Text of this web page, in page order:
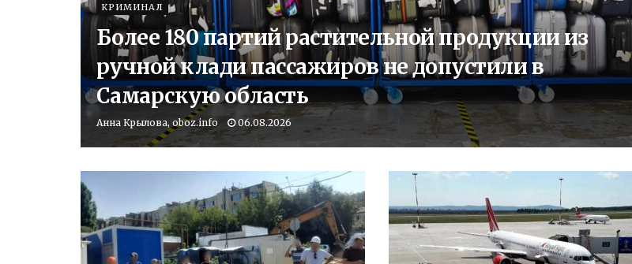
КРИМИНАЛ
Более 180 партий растительной продукции из
ручной клади пассажиров не допустили в
Самарскую область
Анна Крылова, oboz.info 06.08.2026